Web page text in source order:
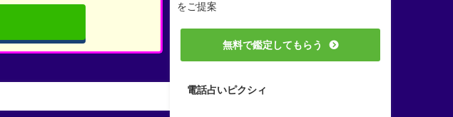
をご提案
無料で鑑定してもらう
電話占いピクシィ